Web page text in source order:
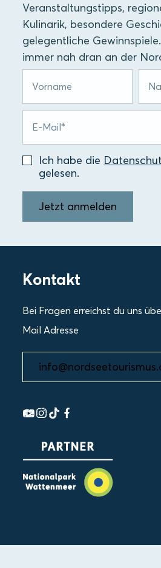
Veranstaltungstipps,
Kulinarik, besondere
gelegentliche
immer nah dran an der
Ich habe die
gelesen.
Jetzt anmelden
Kontakt
Bei Fragen erreichst du uns
Mail Adresse